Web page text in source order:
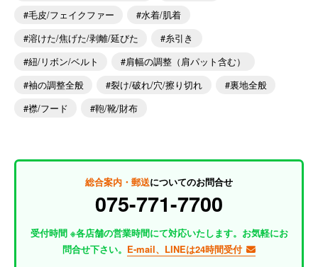
毛皮/フェイクファー
水着/肌着
溶けた/焦げた/剥離/延びた
糸引き
紐/リボン/ベルト
肩幅の調整（肩パット含む）
袖の調整全般
裂け/破れ/穴/擦り切れ
裏地全般
襟/フード
鞄/靴/財布
総合案内・郵送についてのお問合せ
075-771-7700
受付時間 ※各店舗の営業時間にて対応いたします。お気軽にお
問合せ下さい。 E-mail、LINEは24時間受付